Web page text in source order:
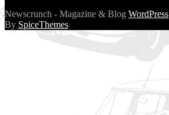
Newscrunch - Magazine & Blog WordPress
By SpiceThemes